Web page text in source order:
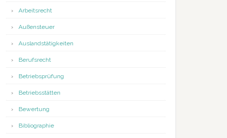
Arbeitsrecht
Außensteuer
Auslandstätigkeiten
Berufsrecht
Betriebsprüfung
Betriebsstätten
Bewertung
Bibliographie